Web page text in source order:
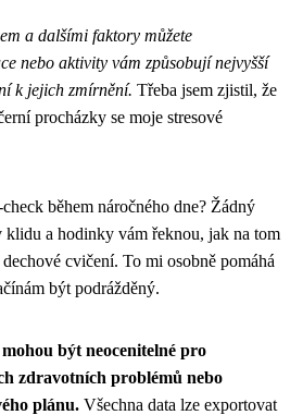
a dalšími faktory můžete
nebo aktivity vám způsobují nejvyšší
k jejich zmírnění. Třeba jsem zjistil, že
procházky se moje stresové
během náročného dne? Žádný
klidu a hodinky vám řeknou, jak na tom
cvičení. To mi osobně pomáhá
být podrážděný.
být neocenitelné pro
zdravotních problémů nebo
plánu. Všechna data lze exportovat